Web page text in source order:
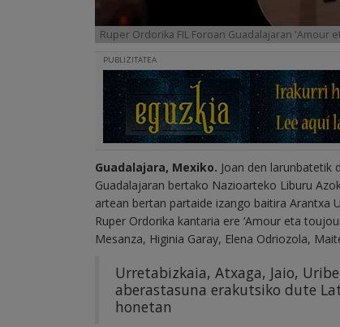
Ruper Ordorika FIL Foroan Guadalajaran
PUBLIZITATEA
Guadalajara, Mexiko. Joan den larunbatetik
Guadalajaran bertako Nazioarteko Liburu
artean bertan partaide izango baitira Arantxa
Ruper Ordorika kantaria ere ‘Amour eta
Mesanza, Higinia Garay, Elena Odriozola,
Urretabizkaia, Atxaga, Jaio,
aberastasuna erakutsiko dute
honetan